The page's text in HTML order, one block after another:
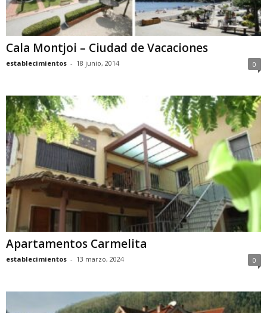
Cala Montjoi – Ciudad de Vacaciones
establecimientos - 18 junio, 2014 0
Apartamentos Carmelita
establecimientos - 13 marzo, 2024 0